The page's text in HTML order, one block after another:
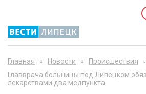
Главная Новости
Происшествия
Главврача больницы под Липецком
лекарствами два медпункта